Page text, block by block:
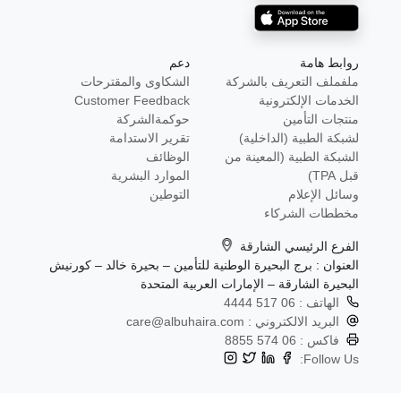
روابط هامة
ملفملف التعريف بالشركة
الخدمات الإلكترونية
منتجات التأمين
لشبكة الطبية (الداخلية)
الشبكة الطبية (المعينة من
قبل TPA)
وسائل الإعلام
مخططات الشركاء
دعم
الشكاوى والمقترحات
Customer Feedback
حوكمةالشركة
تقرير الاستدامة
الوظائف
الموارد البشرية
التوطين
الفرع الرئيسي الشارقة
العنوان : برج البحيرة الوطنية للتأمين – بحيرة خالد – كورنيش
البحيرة الشارقة – الإمارات العربية المتحدة
الهاتف : 06 517 4444
البريد الالكتروني : care@albuhaira.com
فاكس : 06 574 8855
Follow Us: